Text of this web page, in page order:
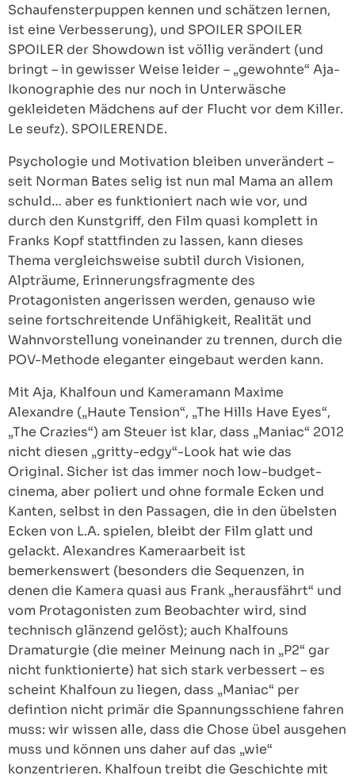
Schaufensterpuppen kennen und schätzen lernen,
ist eine Verbesserung), und SPOILER SPOILER
SPOILER der Showdown ist völlig verändert (und
bringt – in gewisser Weise leider – „gewohnte“ Aja-
Ikonographie des nur noch in Unterwäsche
gekleideten Mädchens auf der Flucht vor dem Killer.
Le seufz). SPOILERENDE.
Psychologie und Motivation bleiben unverändert –
seit Norman Bates selig ist nun mal Mama an allem
schuld… aber es funktioniert nach wie vor, und
durch den Kunstgriff, den Film quasi komplett in
Franks Kopf stattfinden zu lassen, kann dieses
Thema vergleichsweise subtil durch Visionen,
Alpträume, Erinnerungsfragmente des
Protagonisten angerissen werden, genauso wie
seine fortschreitende Unfähigkeit, Realität und
Wahnvorstellung voneinander zu trennen, durch die
POV-Methode eleganter eingebaut werden kann.
Mit Aja, Khalfoun und Kameramann Maxime
Alexandre („Haute Tension“, „The Hills Have Eyes“,
„The Crazies“) am Steuer ist klar, dass „Maniac“ 2012
nicht diesen „gritty-edgy“-Look hat wie das
Original. Sicher ist das immer noch low-budget-
cinema, aber poliert und ohne formale Ecken und
Kanten, selbst in den Passagen, die in den übelsten
Ecken von L.A. spielen, bleibt der Film glatt und
gelackt. Alexandres Kameraarbeit ist
bemerkenswert (besonders die Sequenzen, in
denen die Kamera quasi aus Frank „herausfährt“ und
vom Protagonisten zum Beobachter wird, sind
technisch glänzend gelöst); auch Khalfouns
Dramaturgie (die meiner Meinung nach in „P2“ gar
nicht funktionierte) hat sich stark verbessert – es
scheint Khalfoun zu liegen, dass „Maniac“ per
defintion nicht primär die Spannungsschiene fahren
muss: wir wissen alle, dass die Chose übel ausgehen
muss und können uns daher auf das „wie“
konzentrieren. Khalfoun treibt die Geschichte mit